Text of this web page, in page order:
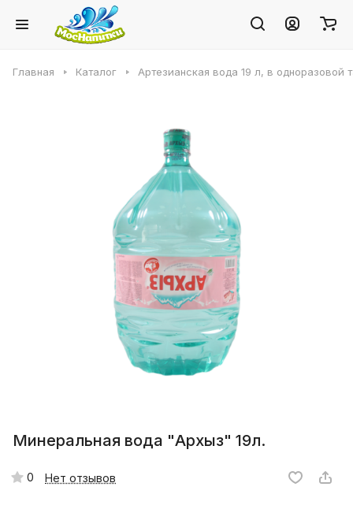
Главная Каталог Артезианская вода 19 л, в одноразовой
Минеральная вода "Архыз" 19л.
0 Нет отзывов